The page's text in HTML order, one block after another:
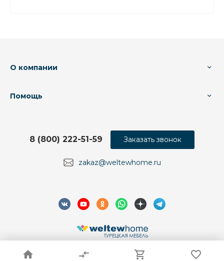
О компании
Помощь
zakaz@weltewhome.ru
8 (800) 222-51-59 Заказать звонок
© 2026 Weltew Home, Все права защищены